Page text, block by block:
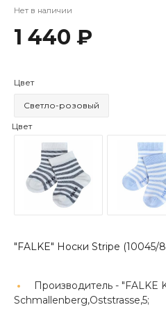
Нет в наличии
1 440 ₽
Цвет
Светло-розовый
Цвет
"FALKE" Носки Stripe (10045/
Производитель - "FALKE
Schmallenberg,Oststrasse,5;